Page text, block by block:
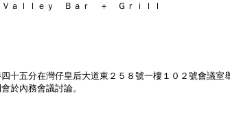
ａｌｌｅｙ Ｂａｒ ＋ Ｇｒｉｌｌ
五分在灣仔皇后大道東２５８號一樓１０２號會議室
於內務會議討論。